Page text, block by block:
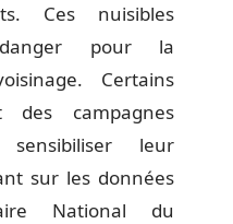
Ces nuisibles
pour la
Certains
des campagnes
sensibiliser leur
sur les données
National du